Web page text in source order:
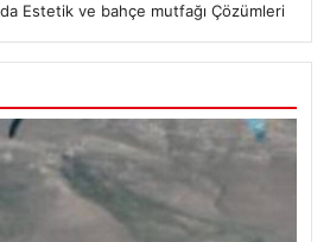
Estetik ve bahçe mutfağı Çözümleri